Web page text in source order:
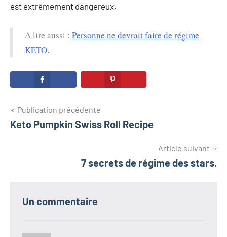
est extrêmement dangereux.
A lire aussi : Personne ne devrait faire de régime
KETO.
Navigation
de
Publication précédente
Keto Pumpkin Swiss Roll Recipe
Article suivant
7 secrets de régime des stars.
Un commentaire